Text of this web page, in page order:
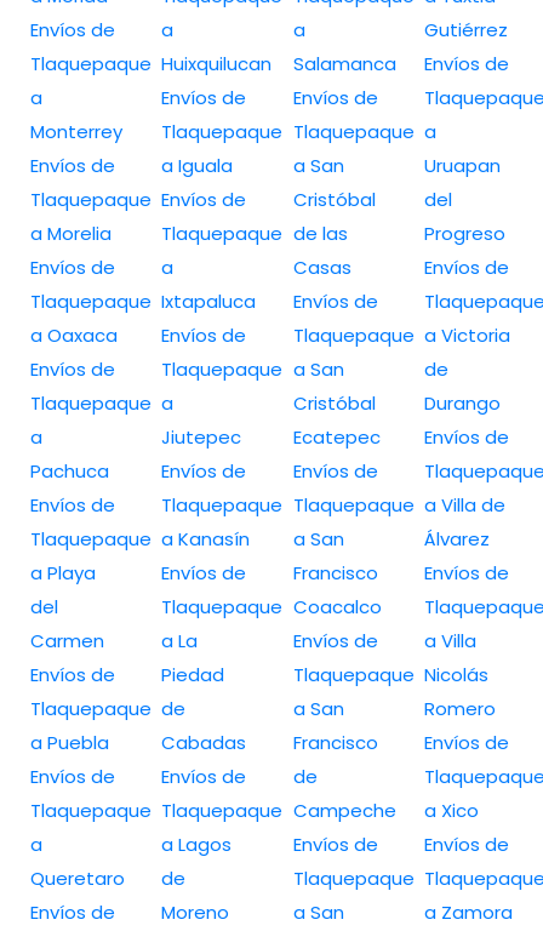
Envíos de
Tlaquepaque
a
Monterrey
Envíos de
Tlaquepaque
a Morelia
Envíos de
Tlaquepaque
a Oaxaca
Envíos de
Tlaquepaque
a
Pachuca
Envíos de
Tlaquepaque
a Playa
del
Carmen
Envíos de
Tlaquepaque
a Puebla
Envíos de
Tlaquepaque
a
Queretaro
Envíos de
a
Huixquilucan
Envíos de
Tlaquepaque
a Iguala
Envíos de
Tlaquepaque
a
Ixtapaluca
Envíos de
Tlaquepaque
a
Jiutepec
Envíos de
Tlaquepaque
a Kanasín
Envíos de
Tlaquepaque
a La
Piedad
de
Cabadas
Envíos de
Tlaquepaque
a Lagos
de
Moreno
a
Salamanca
Envíos de
Tlaquepaque
a San
Cristóbal
de las
Casas
Envíos de
Tlaquepaque
a San
Cristóbal
Ecatepec
Envíos de
Tlaquepaque
a San
Francisco
Coacalco
Envíos de
Tlaquepaque
a San
Francisco
de
Campeche
Envíos de
Tlaquepaque
a San
Gutiérrez
Envíos de
a
Uruapan
del
Progreso
Envíos de
a Victoria
de
Durango
Envíos de
a Villa de
Álvarez
Envíos de
a Villa
Nicolás
Romero
Envíos de
a Xico
Envíos de
a Zamora